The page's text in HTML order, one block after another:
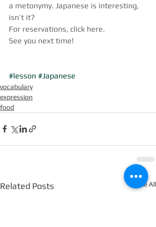
a metonymy. Japanese is interesting,
isn’t it?
For reservations, click here.
See you next time!
#lesson #Japanese
vocabulary
expression
food
Related Posts See All